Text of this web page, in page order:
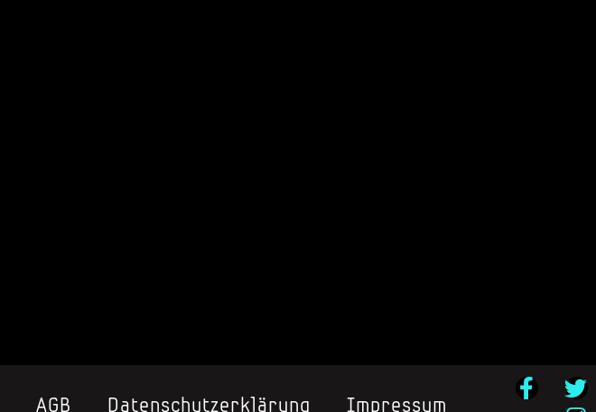
AGB Datenschutzerklärung Impressum